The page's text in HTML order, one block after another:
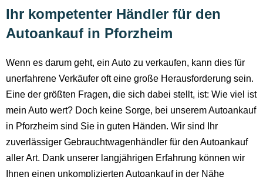
Ihr kompetenter Händler für den
Autoankauf in Pforzheim
Wenn es darum geht, ein Auto zu verkaufen, kann dies für
unerfahrene Verkäufer oft eine große Herausforderung sein.
Eine der größten Fragen, die sich dabei stellt, ist: Wie viel ist
mein Auto wert? Doch keine Sorge, bei unserem Autoankauf
in Pforzheim sind Sie in guten Händen. Wir sind Ihr
zuverlässiger Gebrauchtwagenhändler für den Autoankauf
aller Art. Dank unserer langjährigen Erfahrung können wir
Ihnen einen unkomplizierten Autoankauf in der Nähe